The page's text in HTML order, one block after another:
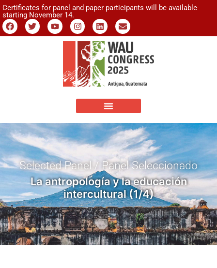
Certificates for panel and paper participants will be available
starting November 14.
Selected Panel / Panel Seleccionado
La antropología y la educación
intercultural (1/4)